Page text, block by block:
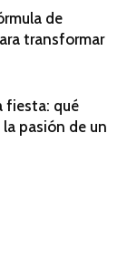
de
transformar
fiesta: qué
pasión de un